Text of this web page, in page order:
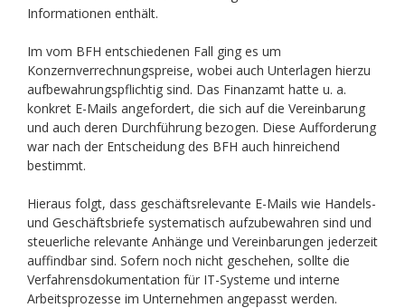
Informationen enthält.
Im vom BFH entschiedenen Fall ging es um
Konzernverrechnungspreise, wobei auch Unterlagen hierzu
aufbewahrungspflichtig sind. Das Finanzamt hatte u. a.
konkret E-Mails angefordert, die sich auf die Vereinbarung
und auch deren Durchführung bezogen. Diese Aufforderung
war nach der Entscheidung des BFH auch hinreichend
bestimmt.
Hieraus folgt, dass geschäftsrelevante E-Mails wie Handels-
und Geschäftsbriefe systematisch aufzubewahren sind und
steuerliche relevante Anhänge und Vereinbarungen jederzeit
auffindbar sind. Sofern noch nicht geschehen, sollte die
Verfahrensdokumentation für IT-Systeme und interne
Arbeitsprozesse im Unternehmen angepasst werden.